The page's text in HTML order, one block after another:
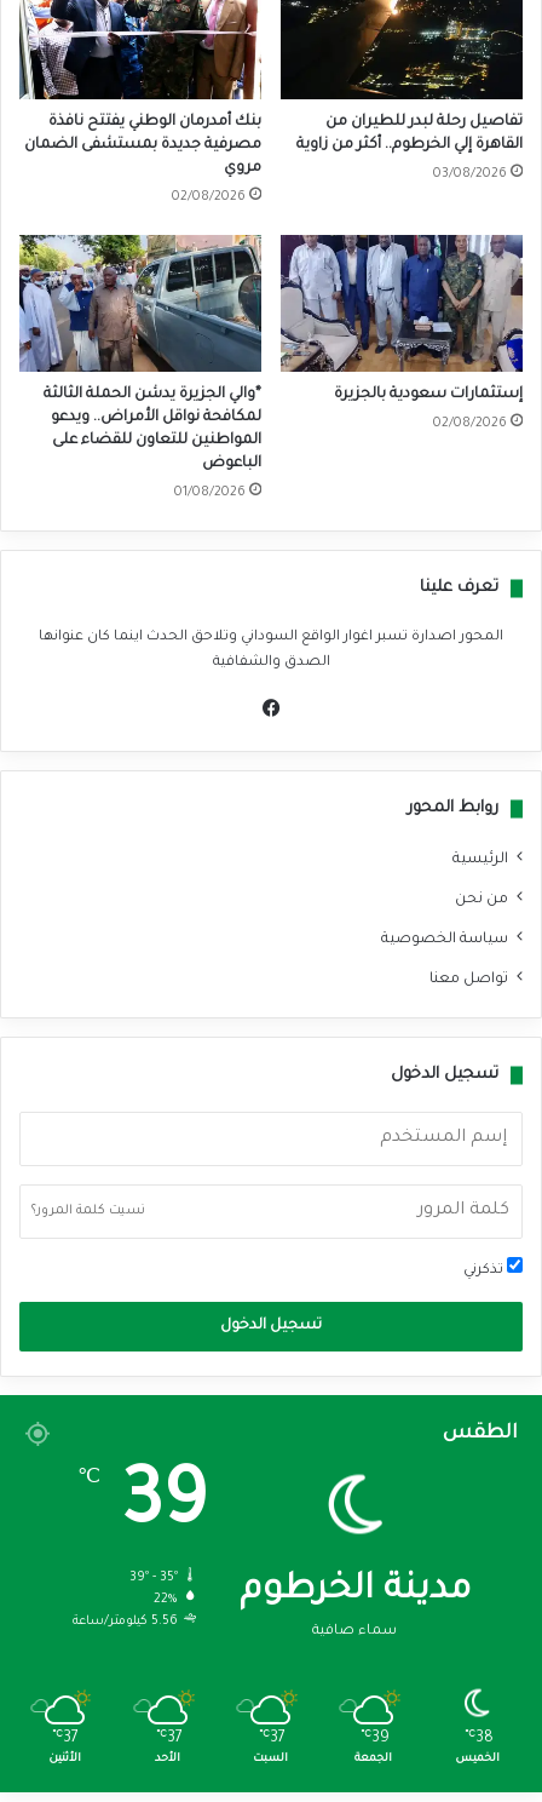
تفاصيل رحلة لبدر للطيران من
القاهرة إلي الخرطوم.. أكثر من زاوية
03/08/2026
بنك أمدرمان الوطني يفتتح نافذة
مصرفية جديدة بمستشفى الضمان
مروي
02/08/2026
إستثمارات سعودية بالجزيرة
02/08/2026
*والي الجزيرة يدشن الحملة الثالثة
لمكافحة نواقل الأمراض.. ويدعو
المواطنين للتعاون للقضاء على
الباعوض
01/08/2026
تعرف علينا
المحور اصدارة تسبر اغوار الواقع السوداني وتلاحق الحدث اينما كان عنوانها
الصدق والشفافية
روابط المحور
الرئيسية
من نحن
سياسة الخصوصية
تواصل معنا
تسجيل الدخول
نسيت كلمة المرور؟
تذكرني
تسجيل الدخول
الطقس
مدينة الخرطوم
سماء صافية
39
℃
39º - 35º
22%
5.56 كيلومتر/ساعة
38
℃
الخميس
39
℃
الجمعة
37
℃
السبت
37
℃
الأحد
37
℃
الأثنين